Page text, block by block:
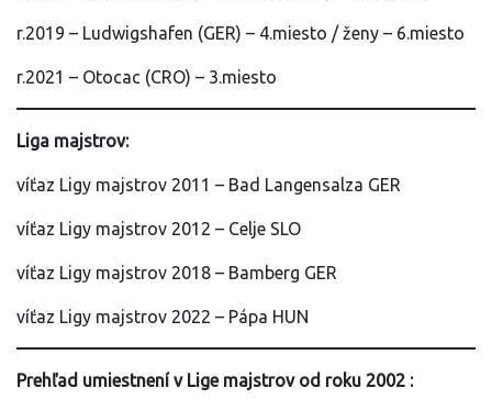
r.2019 – Ludwigshafen (GER) – 4.miesto / ženy – 6.miesto
r.2021 – Otocac (CRO) – 3.miesto
Liga majstrov:
víťaz Ligy majstrov 2011 – Bad Langensalza GER
víťaz Ligy majstrov 2012 – Celje SLO
víťaz Ligy majstrov 2018 – Bamberg GER
víťaz Ligy majstrov 2022 – Pápa HUN
Prehľad umiestnení v Lige majstrov od roku 2002 :